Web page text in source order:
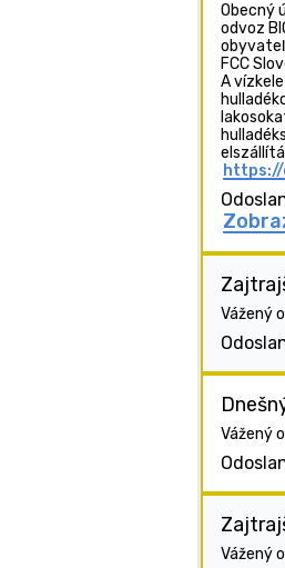
Obecný
odvoz
FCC
A
https://
Vážený
Vážený
Vážený